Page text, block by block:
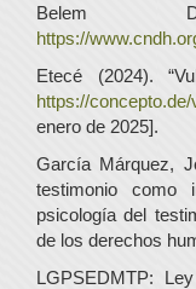
Belem
https://
Etecé (2024).
https://
enero de 2025].
García Márquez,
testimonio como
psicología del
de los derechos
LGPSEDMTP: